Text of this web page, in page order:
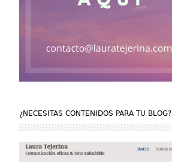
¿NECESITAS CONTENIDOS PARA TU BLOG?